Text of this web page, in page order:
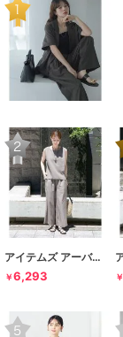
アイテムズ アーバンリサーチ
￥6,293 ￥